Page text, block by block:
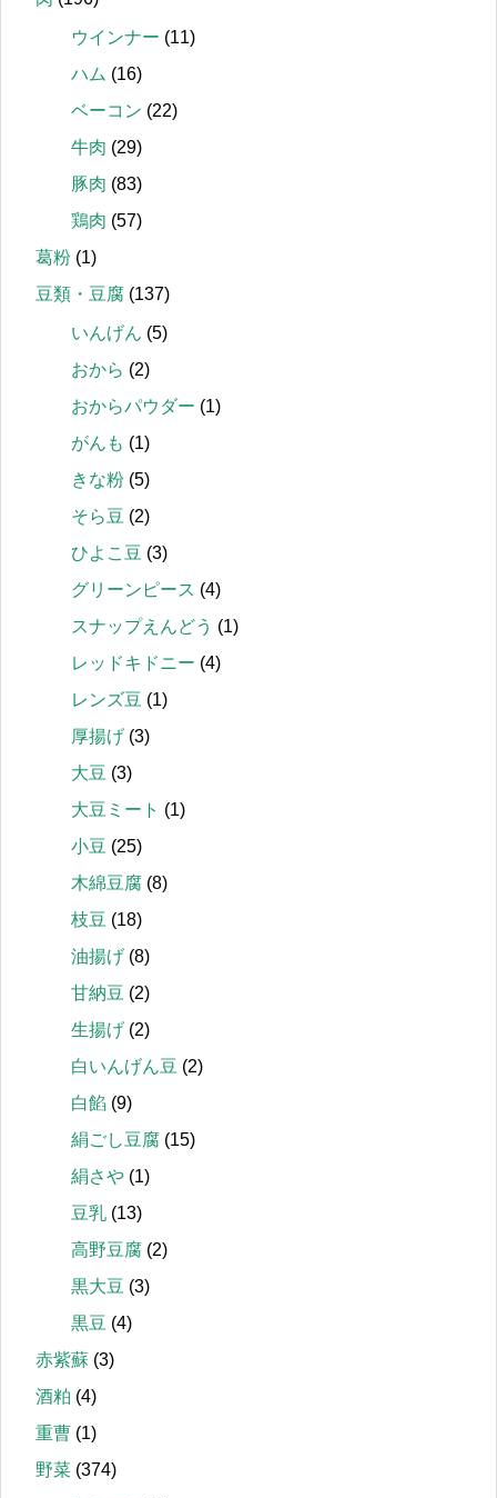
ウインナー (11)
ハム (16)
ベーコン (22)
牛肉 (29)
豚肉 (83)
鶏肉 (57)
葛粉 (1)
豆類・豆腐 (137)
いんげん (5)
おから (2)
おからパウダー (1)
がんも (1)
きな粉 (5)
そら豆 (2)
ひよこ豆 (3)
グリーンピース (4)
スナップえんどう (1)
レッドキドニー (4)
レンズ豆 (1)
厚揚げ (3)
大豆 (3)
大豆ミート (1)
小豆 (25)
木綿豆腐 (8)
枝豆 (18)
油揚げ (8)
甘納豆 (2)
生揚げ (2)
白いんげん豆 (2)
白餡 (9)
絹ごし豆腐 (15)
絹さや (1)
豆乳 (13)
高野豆腐 (2)
黒大豆 (3)
黒豆 (4)
赤紫蘇 (3)
酒粕 (4)
重曹 (1)
野菜 (374)